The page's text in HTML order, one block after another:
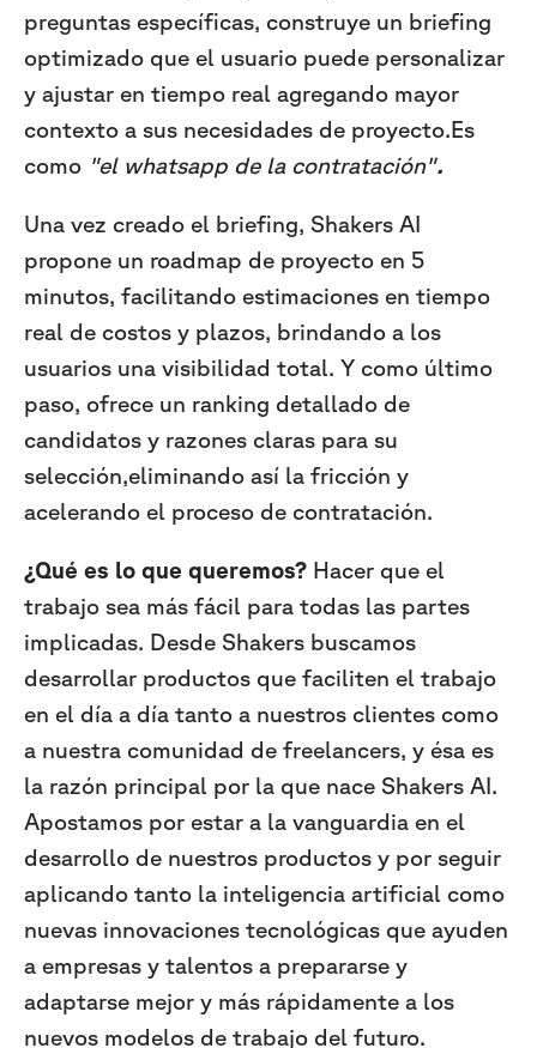
preguntas específicas, construye un briefing
optimizado que el usuario puede personalizar
y ajustar en tiempo real agregando mayor
contexto a sus necesidades de proyecto.Es
como "el whatsapp de la contratación".
Una vez creado el briefing, Shakers AI
propone un roadmap de proyecto en 5
minutos, facilitando estimaciones en tiempo
real de costos y plazos, brindando a los
usuarios una visibilidad total. Y como último
paso, ofrece un ranking detallado de
candidatos y razones claras para su
selección,eliminando así la fricción y
acelerando el proceso de contratación.
¿Qué es lo que queremos? Hacer que el
trabajo sea más fácil para todas las partes
implicadas. Desde Shakers buscamos
desarrollar productos que faciliten el trabajo
en el día a día tanto a nuestros clientes como
a nuestra comunidad de freelancers, y ésa es
la razón principal por la que nace Shakers AI.
Apostamos por estar a la vanguardia en el
desarrollo de nuestros productos y por seguir
aplicando tanto la inteligencia artificial como
nuevas innovaciones tecnológicas que ayuden
a empresas y talentos a prepararse y
adaptarse mejor y más rápidamente a los
nuevos modelos de trabajo del futuro.